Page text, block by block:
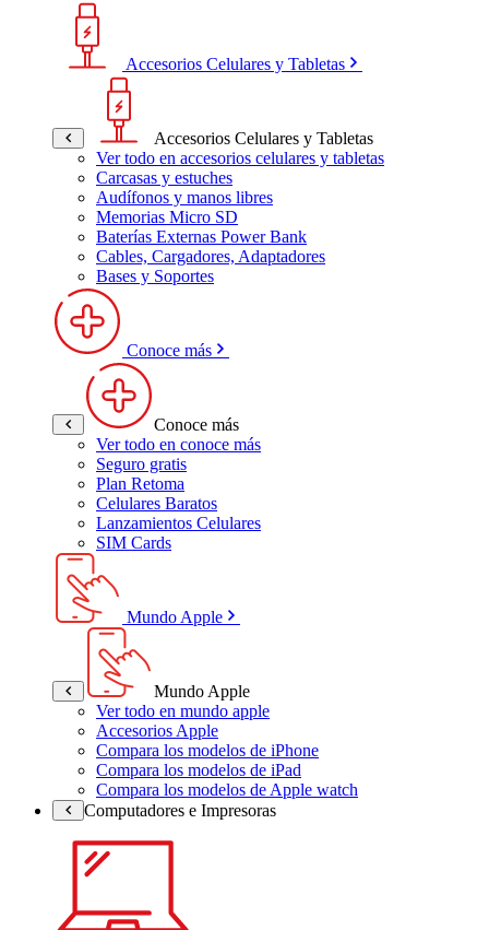
Accesorios Celulares y Tabletas
Accesorios Celulares y Tabletas
Ver todo en accesorios celulares y tabletas
Carcasas y estuches
Audífonos y manos libres
Memorias Micro SD
Baterías Externas Power Bank
Cables, Cargadores, Adaptadores
Bases y Soportes
Conoce más
Conoce más
Ver todo en conoce más
Seguro gratis
Plan Retoma
Celulares Baratos
Lanzamientos Celulares
SIM Cards
Mundo Apple
Mundo Apple
Ver todo en mundo apple
Accesorios Apple
Compara los modelos de iPhone
Compara los modelos de iPad
Compara los modelos de Apple watch
Computadores e Impresoras